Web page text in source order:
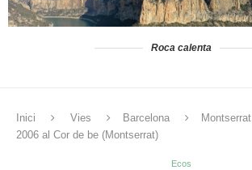
Roca calenta
Inici Vies Barcelona Montserrat
2006 al Cor de be (Montserrat)
Ecos